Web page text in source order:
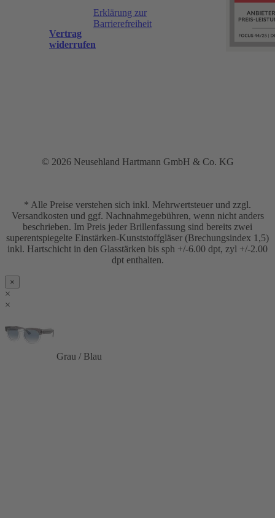
Vertrag
widerrufen
Erklärung zur
Barrierefreiheit
© 2026 Neusehland Hartmann GmbH & Co. KG
* Alle Preise verstehen sich inkl. Mehrwertsteuer und zzgl.
Versandkosten und ggf. Nachnahmegebühren, wenn nicht anders
beschrieben. Im Preis jeder Brillenfassung sind bereits zwei
superentspiegelte Einstärken-Kunststoffgläser (Brechungsindex 1,5)
inkl. Hartschicht in den Glasstärken bis sph +/-6.00 dpt, zyl +/-2.00
dpt enthalten.
×
×
×
Grau / Blau